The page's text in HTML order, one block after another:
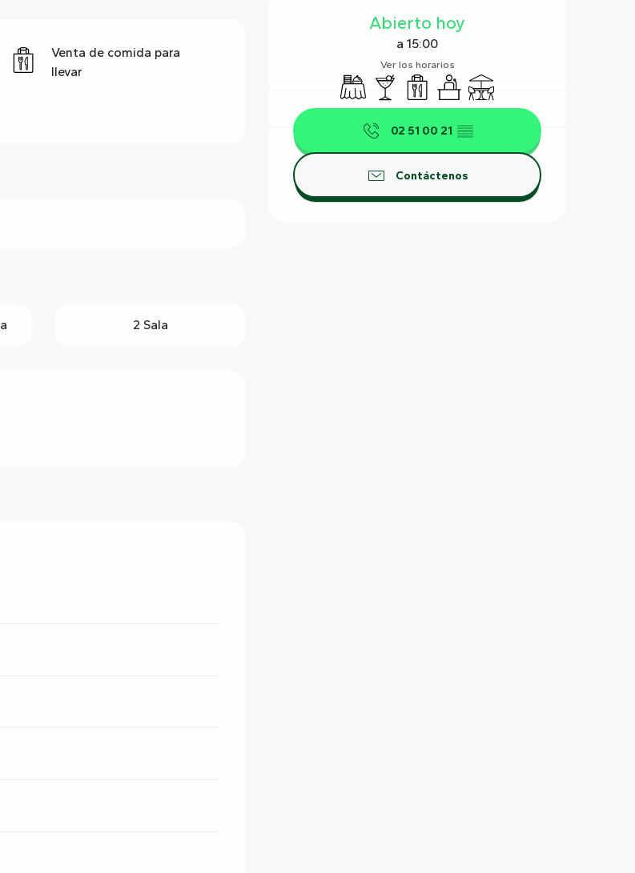
Abierto hoy
a 15:00
Ver los horarios
BanqueteBar / Refrigerio
Venta de comida para llevar
Seminarios
Terraza
02 51 00 21 ▒▒
Contáctenos
Venta de comida para
llevar
2 Sala